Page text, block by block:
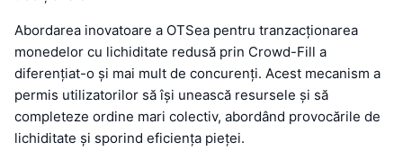
Abordarea inovatoare a OTSea pentru tranzacționarea
monedelor cu lichiditate redusă prin Crowd-Fill a
diferențiat-o și mai mult de concurenți. Acest mecanism a
permis utilizatorilor să își unească resursele și să
completeze ordine mari colectiv, abordând provocările de
lichiditate și sporind eficiența pieței.